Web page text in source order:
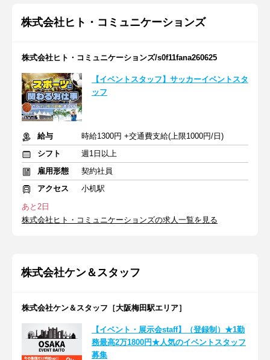
株式会社ヒト・コミュニケーションズ
株式会社ヒト・コミュニケーションズ/s0f11fana260625
【イベントスタッフ】サッカーイベントスタ
ッフ
給与
時給1300円 +交通費支給(上限1000円/日)
シフト
週1日以上
雇用形態
契約社員
アクセス
小机駅
あと2日
株式会社ヒト・コミュニケーションズの求人一覧を見る
株式会社ケン＆スタッフ
株式会社ケン＆スタッフ［大阪梅田駅エリア］
【イベント・展示会staff】（登録制）★1勤
務最高2万1800円★人気のイベントスタッフ
募集